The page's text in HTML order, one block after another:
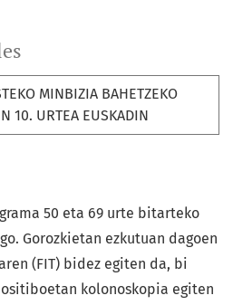
MINBIZIA BAHETZEKO
10. URTEA EUSKADIN
50 eta 69 urte bitarteko
Gorozkietan ezkutuan dagoen
(FIT) bidez egiten da, bi
kolonoskopia egiten